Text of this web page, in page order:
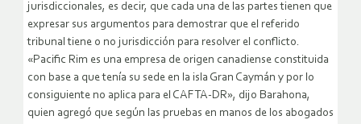
jurisdiccionales, es decir, que cada una de las partes tienen que
expresar sus argumentos para demostrar que el referido
tribunal tiene o no jurisdicción para resolver el conflicto.
«Pacific Rim es una empresa de origen canadiense constituida
con base a que tenía su sede en la isla Gran Caymán y por lo
consiguiente no aplica para el CAFTA-DR», dijo Barahona,
quien agregó que según las pruebas en manos de los abogados